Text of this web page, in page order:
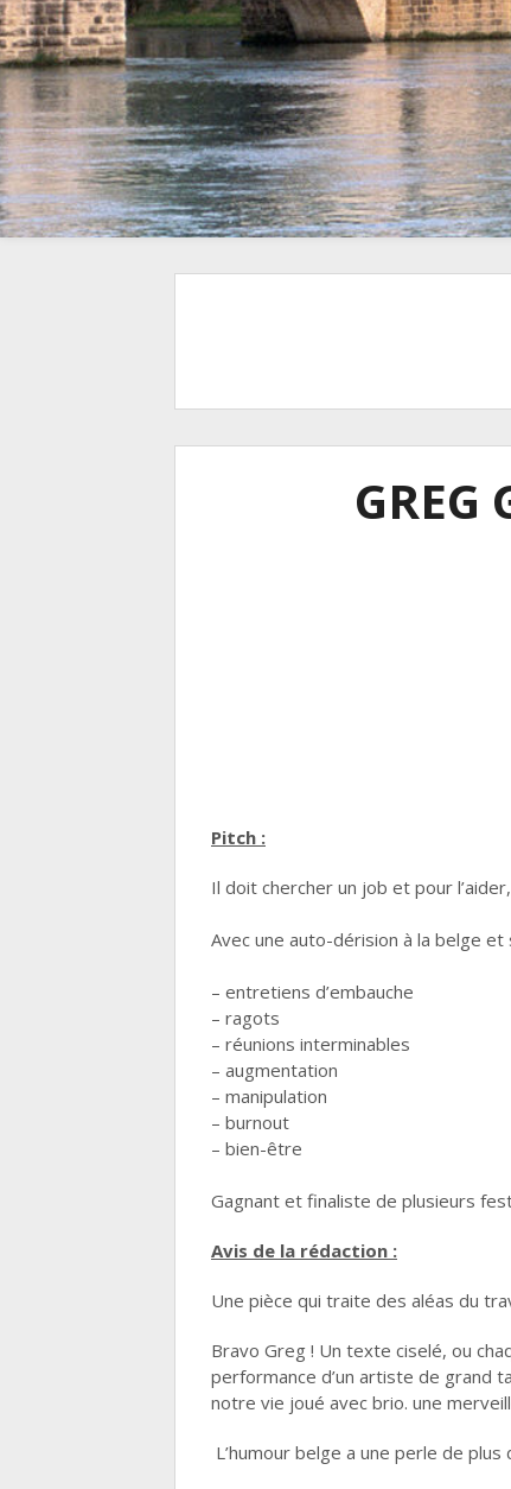
Pitch :
Il doit chercher un job et pour
Avec une auto-dérision à la belge
– entretiens d’embauche
– ragots
– réunions interminables
– augmentation
– manipulation
– burnout
– bien-être
Gagnant et finaliste de plusieurs
Avis de la rédaction :
Une pièce qui traite des aléas du
Bravo Greg ! Un texte ciselé, ou
performance d’un artiste de grand
notre vie joué avec brio. une
L’humour belge a une perle de